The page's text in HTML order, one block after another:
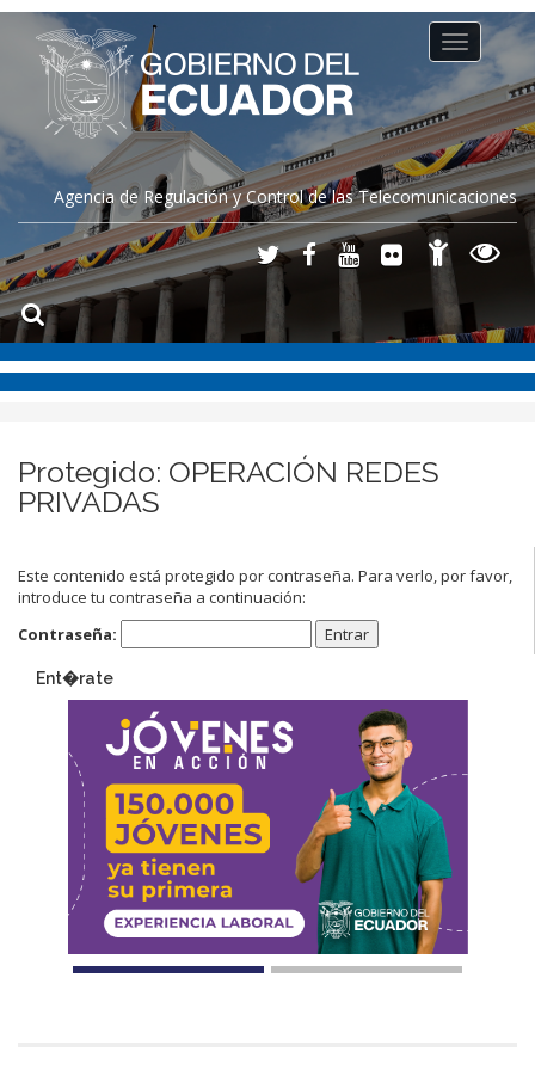
Agencia de Regulación y Control de las Telecomunicaciones
Toggle
navigation
Protegido: OPERACIÓN REDES
PRIVADAS
Este contenido está protegido por contraseña. Para verlo, por favor,
introduce tu contraseña a continuación:
Contraseña:
Ent�rate